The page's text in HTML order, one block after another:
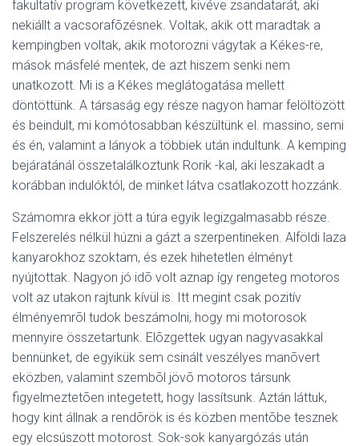
fakultatív program következett, kivéve zsandatarát, aki
nekiállt a vacsorafõzésnek. Voltak, akik ott maradtak a
kempingben voltak, akik motorozni vágytak a Kékes-re,
mások másfelé mentek, de azt hiszem senki nem
unatkozott. Mi is a Kékes meglátogatása mellett
döntöttünk. A társaság egy része nagyon hamar felöltözött
és beindult, mi komótosabban készültünk el. massino, semi
és én, valamint a lányok a többiek után indultunk. A kemping
bejáratánál összetalálkoztunk Rorik -kal, aki leszakadt a
korábban indulóktól, de minket látva csatlakozott hozzánk.
Számomra ekkor jött a túra egyik legizgalmasabb része.
Felszerelés nélkül húzni a gázt a szerpentineken. Alföldi laza
kanyarokhoz szoktam, és ezek hihetetlen élményt
nyújtottak. Nagyon jó idõ volt aznap így rengeteg motoros
volt az utakon rajtunk kívül is. Itt megint csak pozitív
élményemrõl tudok beszámolni, hogy mi motorosok
mennyire összetartunk. Elõzgettek ugyan nagyvasakkal
bennünket, de egyikük sem csinált veszélyes manõvert
eközben, valamint szembõl jövõ motoros társunk
figyelmeztetõen integetett, hogy lassítsunk. Aztán láttuk,
hogy kint állnak a rendõrök is és közben mentõbe tesznek
egy elcsúszott motorost. Sok-sok kanyargózás után